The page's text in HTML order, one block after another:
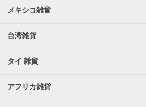
メキシコ雑貨
台湾雑貨
タイ 雑貨
アフリカ雑貨